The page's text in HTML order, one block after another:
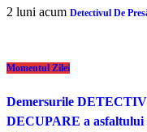
2 luni acum Detectivul De
Momentul Zilei
Demersurile
DECUPARE a asfaltului